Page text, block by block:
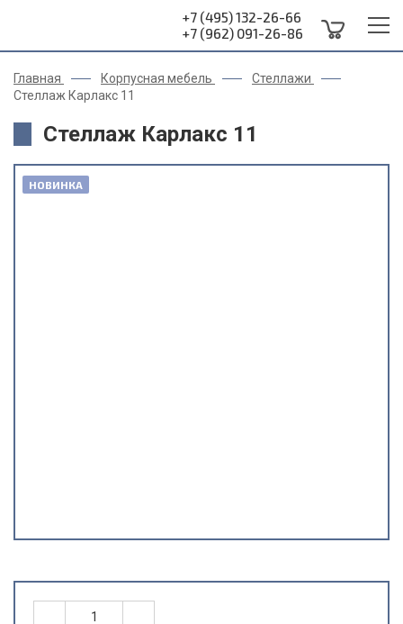
+7 (495) 132-26-66
+7 (962) 091-26-86
Главная Корпусная мебель
Стеллажи
Стеллаж Карлакс 11
Стеллаж Карлакс 11
НОВИНКА